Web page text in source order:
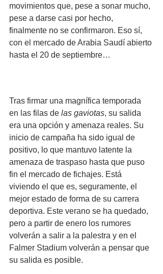
movimientos que, pese a sonar mucho,
pese a darse casi por hecho,
finalmente no se confirmaron. Eso sí,
con el mercado de Arabia Saudí abierto
hasta el 20 de septiembre…
Tras firmar una magnífica temporada
en las filas de las gaviotas, su salida
era una opción y amenaza reales. Su
inicio de campaña ha sido igual de
positivo, lo que mantuvo latente la
amenaza de traspaso hasta que puso
fin el mercado de fichajes. Está
viviendo el que es, seguramente, el
mejor estado de forma de su carrera
deportiva. Este verano se ha quedado,
pero a partir de enero los rumores
volverán a salir a la palestra y en el
Falmer Stadium volverán a pensar que
su salida es posible.